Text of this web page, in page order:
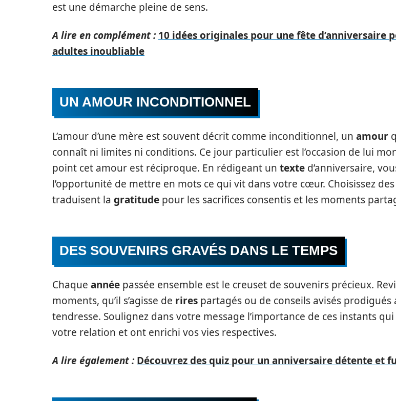
est une démarche pleine de sens.
A lire en complément : 10 idées originales pour une fête d’anniversaire
adultes inoubliable
UN AMOUR INCONDITIONNEL
L’amour d’une mère est souvent décrit comme inconditionnel, un amour
connaît ni limites ni conditions. Ce jour particulier est l’occasion de lui
point cet amour est réciproque. En rédigeant un texte d’anniversaire,
l’opportunité de mettre en mots ce qui vit dans votre cœur. Choisissez
traduisent la gratitude pour les sacrifices consentis et les moments
DES SOUVENIRS GRAVÉS DANS LE TEMPS
Chaque année passée ensemble est le creuset de souvenirs précieux.
moments, qu’il s’agisse de rires partagés ou de conseils avisés prodigués
tendresse. Soulignez dans votre message l’importance de ces instants
votre relation et ont enrichi vos vies respectives.
A lire également : Découvrez des quiz pour un anniversaire détente et